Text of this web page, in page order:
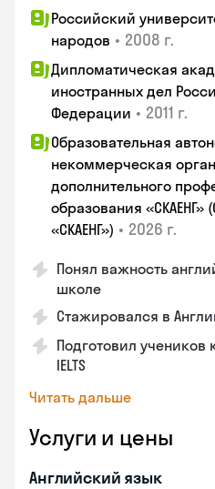
Российский
народов • 2008 г.
Дипломатическая
иностранных дел
Федерации • 2011 г.
Образовательная
некоммерческая
дополнительного
образования «СКАЕНГ»
«СКАЕНГ») • 2026 г.
Понял важность
школе
Стажировался в
Подготовил учеников
IELTS
Читать дальше
Услуги и цены
Английский язык